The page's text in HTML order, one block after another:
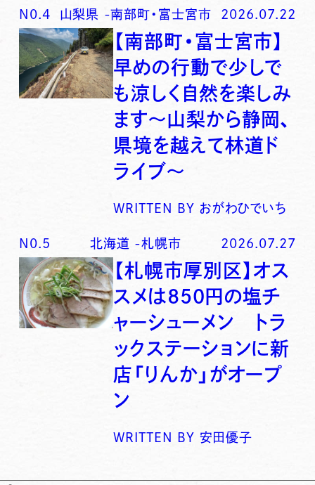
N0. 4 山梨県 -南部町・富士宮市 2026.07.22
【南部町・富士宮市】
早めの行動で少しで
も涼しく自然を楽しみ
ます〜山梨から静岡、
県境を越えて林道ド
ライブ〜
WRITTEN BY おがわひでいち
N0. 5 北海道 -札幌市 2026.07.27
【札幌市厚別区】オス
スメは850円の塩チ
ャーシューメン トラ
ックステーションに新
店「りんか」がオープ
ン
WRITTEN BY 安田優子